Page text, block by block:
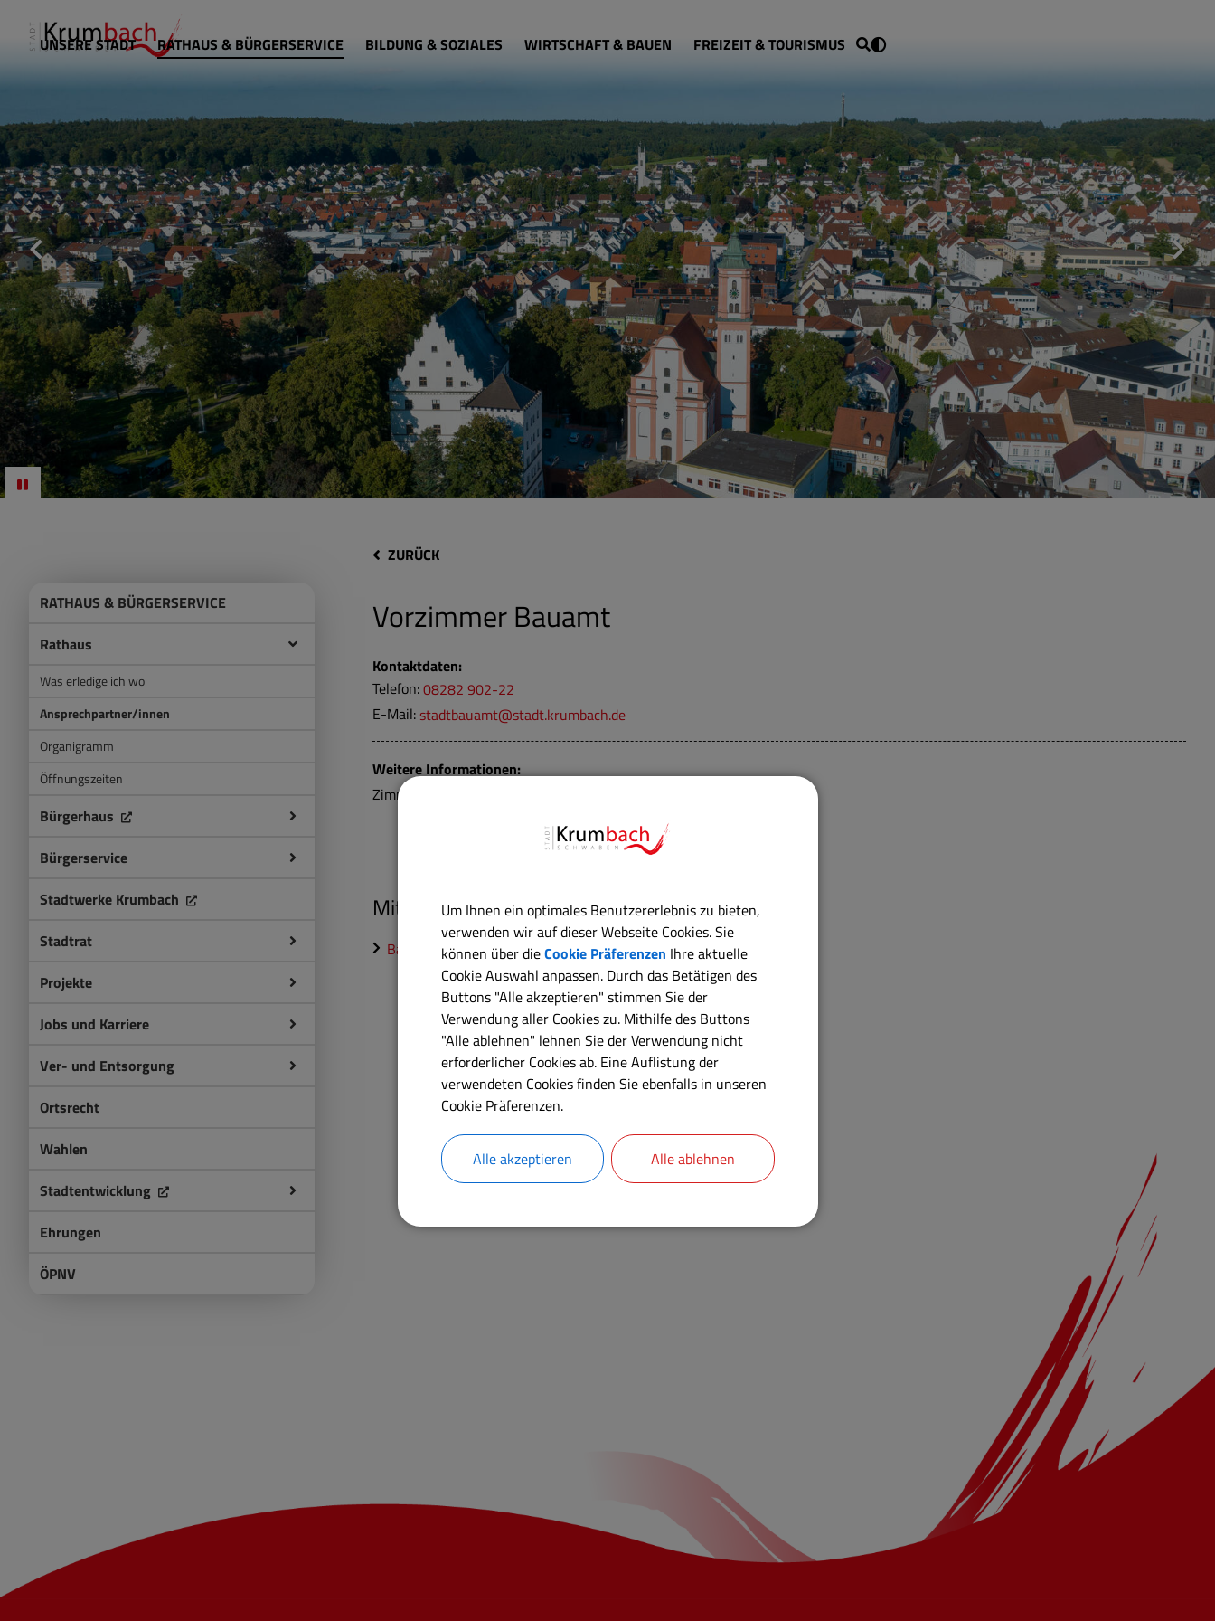
UNSERE STADT RATHAUS & BÜRGERSERVICE BILDUNG & SOZIALES WIRTSCHAFT & BAUEN FREIZEIT & TOURISMUS
RATHAUS & BÜRGERSERVICE
Rathaus
Was erledige ich wo
Ansprechpartner/innen
Organigramm
Öffnungszeiten
Bürgerhaus
Bürgerservice
Stadtwerke Krumbach
Stadtrat
Projekte
Jobs und Karriere
Ver- und Entsorgung
Ortsrecht
Wahlen
Stadtentwicklung
Ehrungen
ÖPNV
ZURÜCK
Vorzimmer Bauamt
Kontaktdaten:
Telefon:08282 902-22
E-Mail:stadtbauamt@stadt.krumbach.de
Weitere Informationen:
Zimmer:
Mitarbeiter
Bauverwaltung
Um Ihnen ein optimales Benutzererlebnis zu bieten,
verwenden wir auf dieser Webseite Cookies. Sie
können über dieCookie Präferenzen Ihre aktuelle
Cookie Auswahl anpassen. Durch das Betätigen des
Buttons "Alle akzeptieren" stimmen Sie der
Verwendung aller Cookies zu. Mithilfe des Buttons
"Alle ablehnen" lehnen Sie der Verwendung nicht
erforderlicher Cookies ab. Eine Auflistung der
verwendeten Cookies finden Sie ebenfalls in unseren
Cookie Präferenzen.
Alle akzeptieren Alle ablehnen